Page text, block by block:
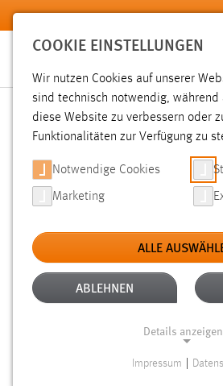
Zum Hauptinhalt springen
SUCHE
Aktive Filter: TYP: SEITEN
Gesucht nach "schäfer". Es
COOKIE EINSTELLUNGEN
Wir nutzen Cookies auf unserer
sind technisch notwendig, während
diese Website zu verbessern oder
Funktionalitäten zur Verfügung zu
Notwendige Cookies
Marketing
ALLE
ABLEHNEN
Details anzeigen
Impressum